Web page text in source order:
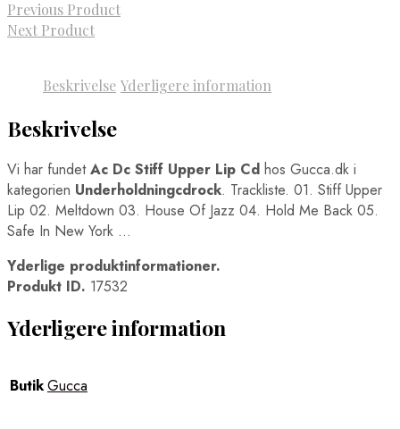
Previous Product
Next Product
Beskrivelse Yderligere information
Beskrivelse
Vi har fundetAc Dc Stiff Upper Lip Cd hos Gucca.dk i
kategorien Underholdningcdrock. Trackliste. 01. Stiff Upper
Lip 02. Meltdown 03. House Of Jazz 04. Hold Me Back 05.
Safe In New York …
Yderlige produktinformationer.
Produkt ID. 17532
Yderligere information
ButikGucca